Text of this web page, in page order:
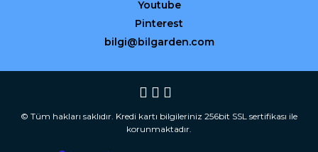
Youtube
Pinterest
bilgi@bilgarden.com
© Tüm hakları saklıdır. Kredi kartı bilgileriniz 256bit SSL sertifikası ile
korunmaktadır.